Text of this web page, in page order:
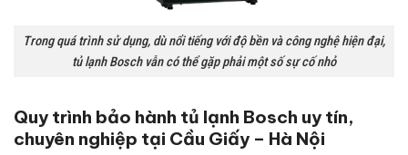
Trong quá trình sử dụng, dù nổi tiếng với độ bền và công nghệ hiện đại,
tủ lạnh Bosch vẫn có thể gặp phải một số sự cố nhỏ
Quy trình bảo hành tủ lạnh Bosch uy tín,
chuyên nghiệp tại Cầu Giấy – Hà Nội